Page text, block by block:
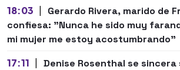
18:03 |
Gerardo Rivera, marido de
confiesa: "Nunca he sido muy
mi mujer me estoy acostumbrando"
17:11 | Denise Rosenthal se sincera